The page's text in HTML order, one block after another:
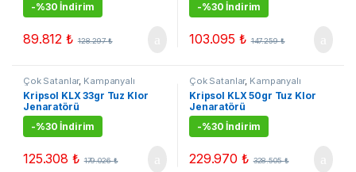
-%30 İndirim
89.812₺ 128.297₺
-%30 İndirim
103.095 ₺ 147.259₺
Çok Satanlar, Kampanyalı
Ürünler ,Kripsol Tuz Klor
Jeneratörleri,Tuz Klor
Jenerarörleri
Kripsol KLX 33gr Tuz Klor
Jenaratörü
-%30 İndirim
125.308 ₺ 179.026₺
Çok Satanlar, Kampanyalı
Ürünler ,Kripsol Tuz Klor
Jeneratörleri,Tuz Klor
Jenerarörleri
Kripsol KLX 50gr Tuz Klor
Jenaratörü
-%30 İndirim
229.970 ₺ 328.505₺